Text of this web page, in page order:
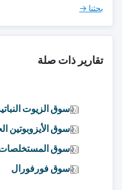
بحثنا →
تقارير ذات صلة
سوق الزيوت
سوق الأيزوبوتين
سوق المستخلصات
سوق فورفورال